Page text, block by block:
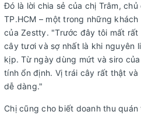
Đó là lời chia sẻ của chị Trâm,
TP.HCM – một trong những
của Zestty. "Trước đây tôi mất
cây tươi và sợ nhất là khi nguyên
kịp. Từ ngày dùng mứt và siro
tính ổn định. Vị trái cây rất thật
dễ dàng."
Chị cũng cho biết doanh thu